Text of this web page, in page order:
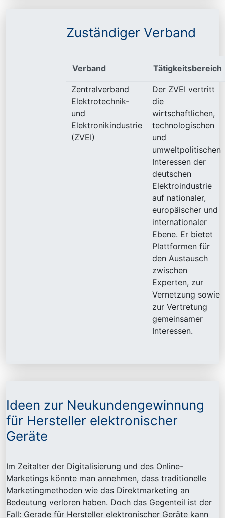
Zuständiger Verband
Verband Tätigkeitsbereich
Zentralverband
Elektrotechnik-
und
Elektronikindustrie
(ZVEI)
Der ZVEI vertritt
die
wirtschaftlichen,
technologischen
und
umweltpolitischen
Interessen der
deutschen
Elektroindustrie
auf nationaler,
europäischer und
internationaler
Ebene. Er bietet
Plattformen für
den Austausch
zwischen
Experten, zur
Vernetzung sowie
zur Vertretung
gemeinsamer
Interessen.
Ideen zur Neukundengewinnung
für Hersteller elektronischer
Geräte
Im Zeitalter der Digitalisierung und des Online-
Marketings könnte man annehmen, dass traditionelle
Marketingmethoden wie das Direktmarketing an
Bedeutung verloren haben. Doch das Gegenteil ist der
Fall: Gerade für Hersteller elektronischer Geräte kann